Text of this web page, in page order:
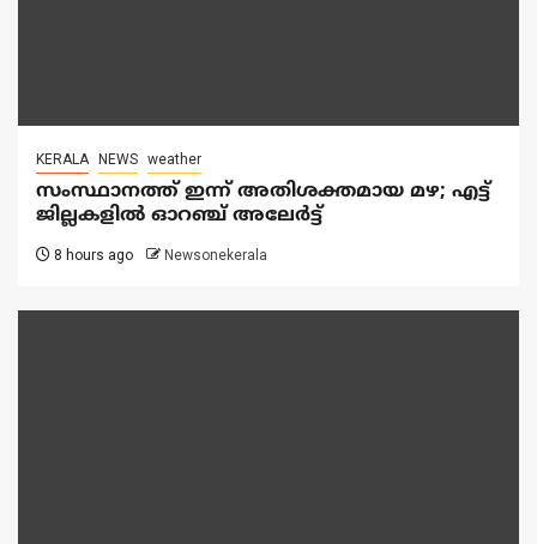
KERALA NEWS weather
സംസ്ഥാനത്ത് ഇന്ന് അതിശക്തമായ മഴ; എട്ട്
ജില്ലകളിൽ ഓറഞ്ച് അലേര്‍ട്ട്
8 hours ago Newsonekerala